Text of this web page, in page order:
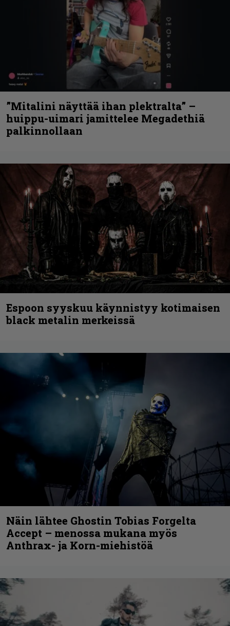
”Mitalini näyttää ihan plektralta” –
huippu-uimari jamittelee Megadethiä
palkinnollaan
Espoon syyskuu käynnistyy kotimaisen
black metalin merkeissä
Näin lähtee Ghostin Tobias Forgelta
Accept – menossa mukana myös
Anthrax- ja Korn-miehistöä